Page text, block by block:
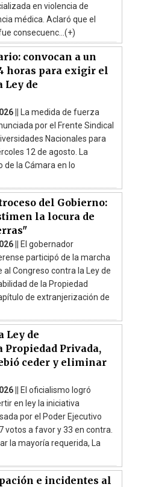
en violencia de
médica. Aclaró que el
consecuenc...(+)
convocan a un
horas para exigir el
Ley de
||
La medida de fuerza
por el Frente Sindical
Nacionales para
12 de agosto. La
la Cámara en lo
del Gobierno:
la locura de
||
El gobernador
participó de la marcha
al Congreso contra la Ley de
de la Propiedad
de extranjerización de
Ley de
Privada,
ceder y eliminar
||
El oficialismo logró
en ley la iniciativa
por el Poder Ejecutivo
votos a favor y 33 en contra.
la mayoría requerida, La
e incidentes al